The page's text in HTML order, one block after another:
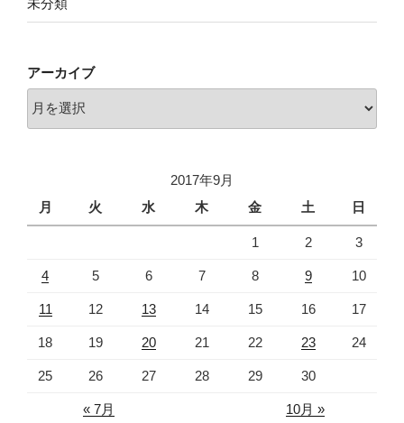
未分類
アーカイブ
ア
2017年9月
月
火 水 木 金 土 日
« 7月 10月 »
1 2 3
4 5 6 7 8 9 10
11 12 13 14 15 16 17
18 19 20 21 22 23 24
25 26 27 28 29 30